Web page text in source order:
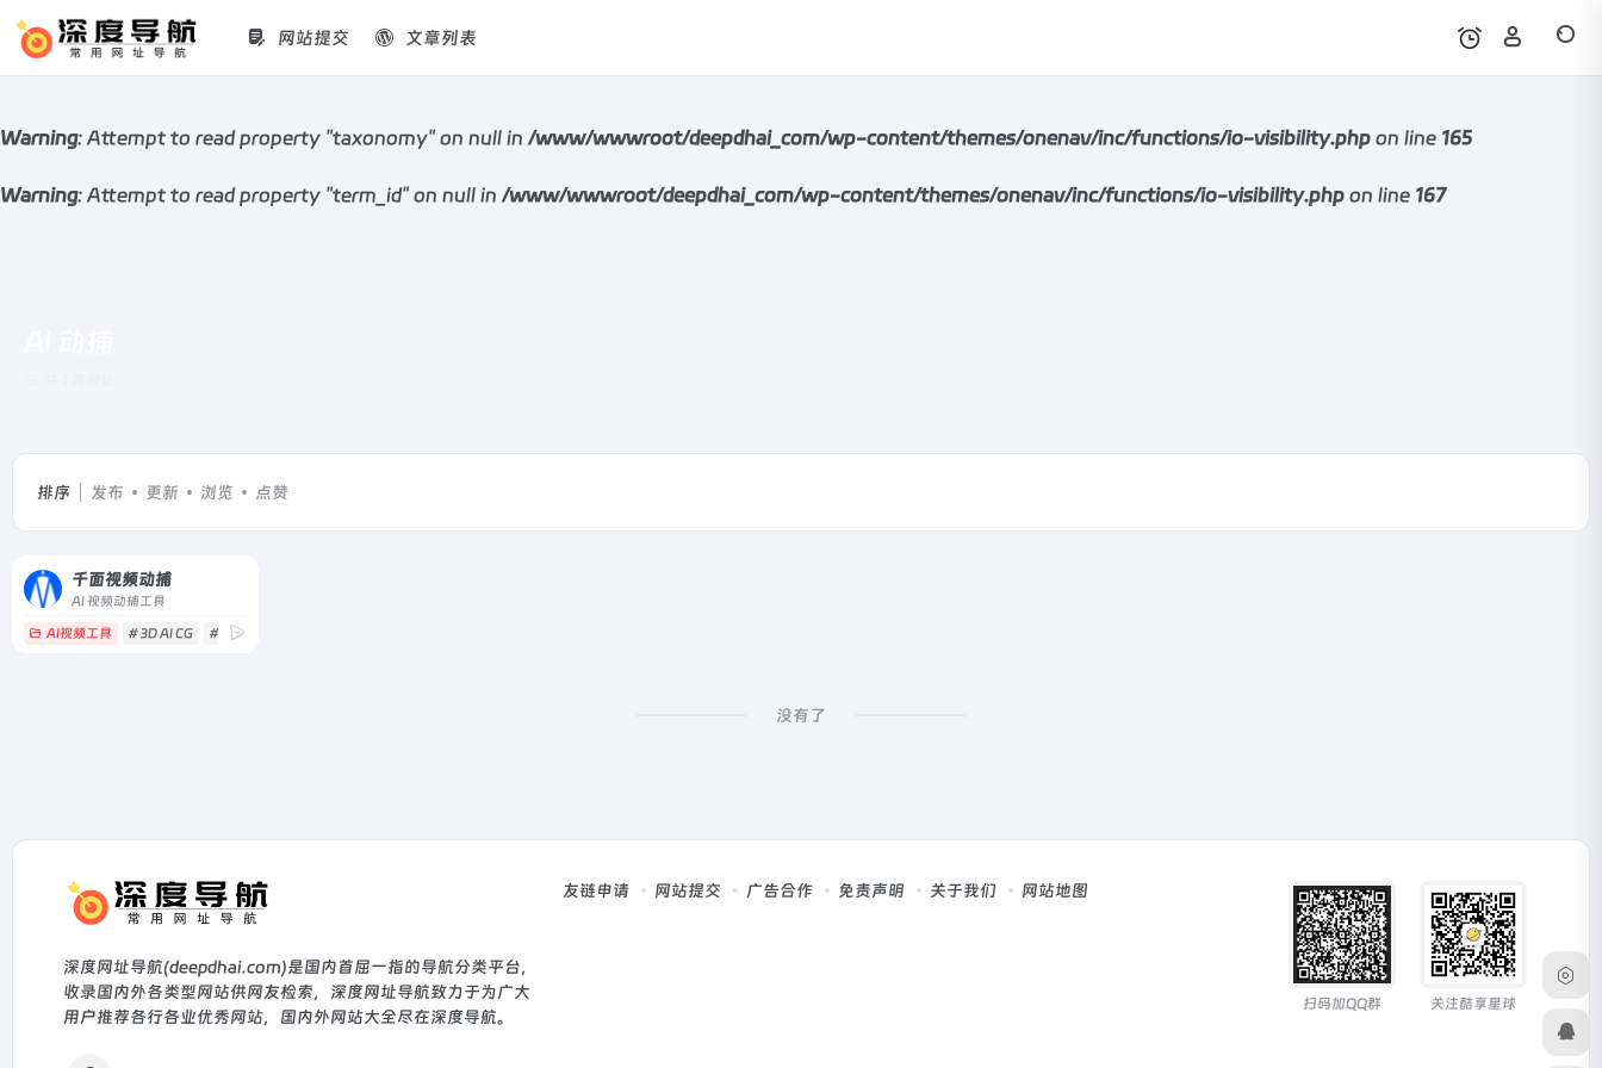
Warning: Attempt to read property "taxonomy" on null in /www/wwwroot/deepdhai_com/wp-content/themes/onenav/inc/functions/io-visibility.php on line 165
Warning: Attempt to read property "term_id" on null in /www/wwwroot/deepdhai_com/wp-content/themes/onenav/inc/functions/io-visibility.php on line 167
网站提交 文章列表
排序 发布 更新 浏览 点赞
千面视频动捕
AI 视频动捕工具
AI视频工具 # 3D AI CG # 3D AI动画
没有了
深度网址导航(deepdhai.com)是国内首屈一指的导航分类平台，
收录国内外各类型网站供网友检索，深度网址导航致力于为广大
用户推荐各行各业优秀网站，国内外网站大全尽在深度导航。
友链申请 网站提交 广告合作 免责声明 关于我们 网站地图
扫码加QQ群 关注酷享星球